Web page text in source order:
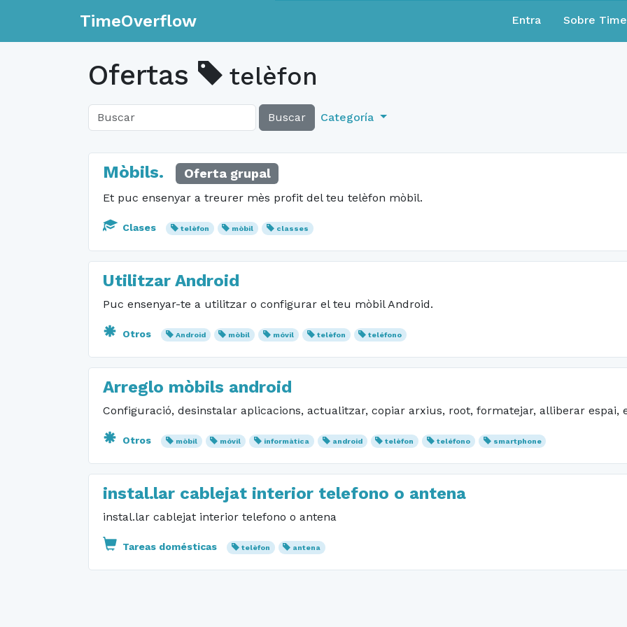
TimeOverflow Entra Sobre
Ofertas telèfon
Buscar Categoría
Mòbils. Oferta grupal
Et puc ensenyar a treurer mès profit del teu telèfon mòbil.
Clases telèfon mòbil classes
Utilitzar Android
Puc ensenyar-te a utilitzar o configurar el teu mòbil Android.
Otros Android mòbil móvil telèfon teléfono
Arreglo mòbils android
Configuració, desinstalar aplicacions, actualitzar, copiar arxius, root, formatejar, alliberar espai,
Otros mòbil móvil informàtica android telèfon teléfono smartphone
instal.lar cablejat interior telefono o antena
instal.lar cablejat interior telefono o antena
Tareas domésticas telèfon antena